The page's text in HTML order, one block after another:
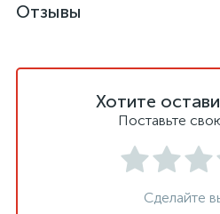
Отзывы
Хотите
Поставьте
Сделайте